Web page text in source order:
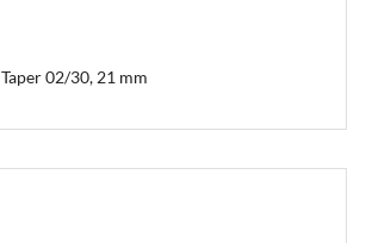
02/30, 21 mm